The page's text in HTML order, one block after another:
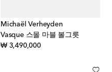
Michaël Verheyden
Vasque 스몰 마블 볼그릇
₩ 3,490,000original price